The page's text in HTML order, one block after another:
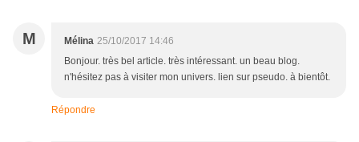
M Mélina 25/10/2017 14:46
Bonjour. très bel article. très intéressant. un beau blog.
n'hésitez pas à visiter mon univers. lien sur pseudo. à bientôt.
Répondre